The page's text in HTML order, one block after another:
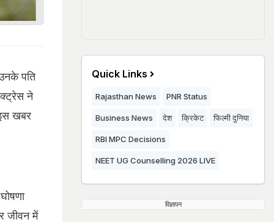
पति
ने
खबर
जीवन में
Quick Links
Rajasthan News PNR Status
Business News देश क्रिकेट फिल्मी दुनिया
RBI MPC Decisions
NEET UG Counselling 2026 LIVE
विज्ञापन